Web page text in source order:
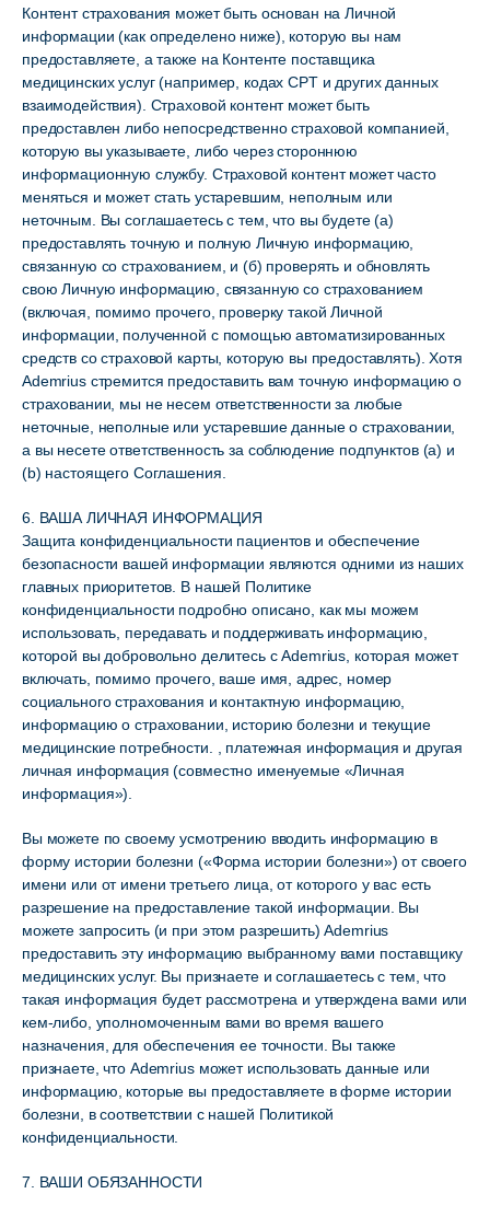
Контент страхования может быть основан на Личной
информации (как определено ниже), которую вы нам
предоставляете, а также на Контенте поставщика
медицинских услуг (например, кодах CPT и других данных
взаимодействия). Страховой контент может быть
предоставлен либо непосредственно страховой компанией,
которую вы указываете, либо через стороннюю
информационную службу. Страховой контент может часто
меняться и может стать устаревшим, неполным или
неточным. Вы соглашаетесь с тем, что вы будете (а)
предоставлять точную и полную Личную информацию,
связанную со страхованием, и (б) проверять и обновлять
свою Личную информацию, связанную со страхованием
(включая, помимо прочего, проверку такой Личной
информации, полученной с помощью автоматизированных
средств со страховой карты, которую вы предоставлять). Хотя
Ademrius стремится предоставить вам точную информацию о
страховании, мы не несем ответственности за любые
неточные, неполные или устаревшие данные о страховании,
а вы несете ответственность за соблюдение подпунктов (a) и
(b) настоящего Соглашения.
6. ВАША ЛИЧНАЯ ИНФОРМАЦИЯ
Защита конфиденциальности пациентов и обеспечение
безопасности вашей информации являются одними из наших
главных приоритетов. В нашей Политике
конфиденциальности подробно описано, как мы можем
использовать, передавать и поддерживать информацию,
которой вы добровольно делитесь с Ademrius, которая может
включать, помимо прочего, ваше имя, адрес, номер
социального страхования и контактную информацию,
информацию о страховании, историю болезни и текущие
медицинские потребности. , платежная информация и другая
личная информация (совместно именуемые «Личная
информация»).
Вы можете по своему усмотрению вводить информацию в
форму истории болезни («Форма истории болезни») от своего
имени или от имени третьего лица, от которого у вас есть
разрешение на предоставление такой информации. Вы
можете запросить (и при этом разрешить) Ademrius
предоставить эту информацию выбранному вами поставщику
медицинских услуг. Вы признаете и соглашаетесь с тем, что
такая информация будет рассмотрена и утверждена вами или
кем-либо, уполномоченным вами во время вашего
назначения, для обеспечения ее точности. Вы также
признаете, что Ademrius может использовать данные или
информацию, которые вы предоставляете в форме истории
болезни, в соответствии с нашей Политикой
конфиденциальности.
7. ВАШИ ОБЯЗАННОСТИ